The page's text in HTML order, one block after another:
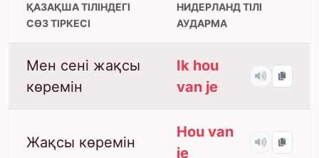
ҚАЗАҚША ТІЛІНДЕГІ
СӨЗ ТІРКЕСІ
НИДЕРЛАНД ТІЛІ
АУДАРМА
Мен сені жақсы
көремін
Ik hou
van je
Жақсы көремін
Hou van
je